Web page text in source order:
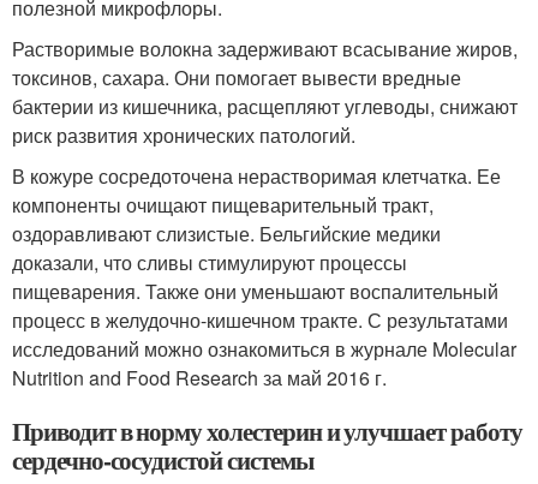
полезной микрофлоры.
Растворимые волокна задерживают всасывание жиров,
токсинов, сахара. Они помогает вывести вредные
бактерии из кишечника, расщепляют углеводы, снижают
риск развития хронических патологий.
В кожуре сосредоточена нерастворимая клетчатка. Ее
компоненты очищают пищеварительный тракт,
оздоравливают слизистые. Бельгийские медики
доказали, что сливы стимулируют процессы
пищеварения. Также они уменьшают воспалительный
процесс в желудочно-кишечном тракте. С результатами
исследований можно ознакомиться в журнале Molecular
Nutrition and Food Research за май 2016 г.
Приводит в норму холестерин и улучшает работу
сердечно-сосудистой системы